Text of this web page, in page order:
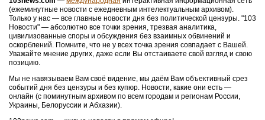
(ежеминутные новости с ежедневным интелектуальным архивом).
Только у нас — все главные новости дня без политической цензуры. "103
Новости" — абсолютно все точки зрения, трезвая аналитика,
цивилизованные споры и обсуждения без взаимных обвинений и
оскорблений. Помните, что не у всех точка зрения совпадает с Вашей.
Уважайте мнение других, даже если Вы отстаиваете свой взгляд и свою
позицию.
Мы не навязываем Вам своё видение, мы даём Вам объективный срез
событий дня без цензуры и без купюр. Новости, какие они есть —
онлайн (с поминутным архивом по всем городам и регионам России,
Украины, Белоруссии и Абхазии).